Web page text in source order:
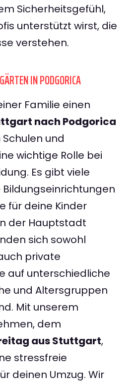
Sicherheitsgefühl,
unterstützt wirst, die
verstehen.
IN PODGORICA
Familie einen
nach Podgorica
und
wichtige Rolle bei
Es gibt viele
für deine Kinder
der Hauptstadt
sich sowohl
private
auf unterschiedliche
und Altersgruppen
Mit unserem
dem
aus Stuttgart,
stressfreie
deinen Umzug. Wir